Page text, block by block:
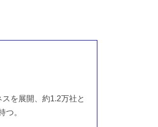
を展開、約1.2万社と
つ。